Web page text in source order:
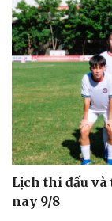
Lịch thi đấu
nay 9/8